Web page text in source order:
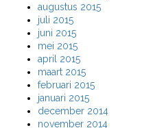
augustus 2015
juli 2015
juni 2015
mei 2015
april 2015
maart 2015
februari 2015
januari 2015
december 2014
november 2014